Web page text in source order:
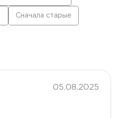
Сначала старые
05.08.2025